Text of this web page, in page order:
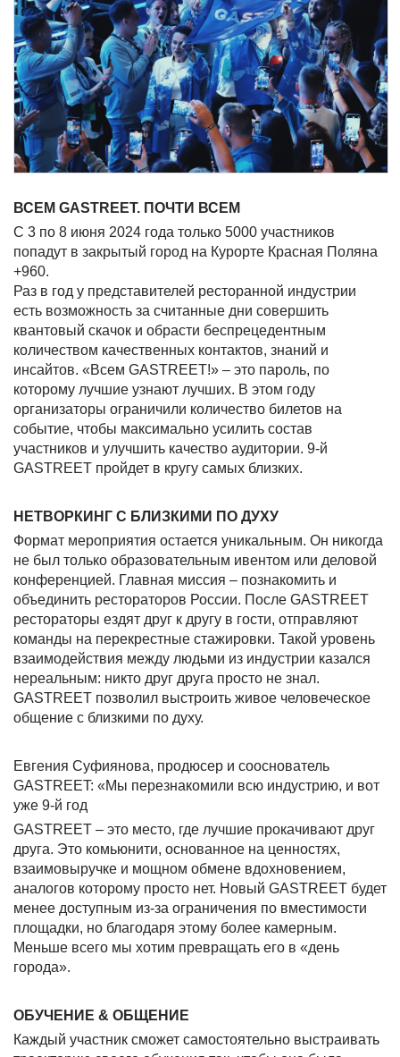
ВСЕМ GASTREET. ПОЧТИ ВСЕМ
C 3 по 8 июня 2024 года только 5000 участников
попадут в закрытый город на Курорте Красная Поляна
+960.
Раз в год у представителей ресторанной индустрии
есть возможность за считанные дни совершить
квантовый скачок и обрасти беспрецедентным
количеством качественных контактов, знаний и
инсайтов. «Всем GASTREET!» – это пароль, по
которому лучшие узнают лучших. В этом году
организаторы ограничили количество билетов на
событие, чтобы максимально усилить состав
участников и улучшить качество аудитории. 9-й
GASTREET пройдет в кругу самых близких.
НЕТВОРКИНГ С БЛИЗКИМИ ПО ДУХУ
Формат мероприятия остается уникальным. Он никогда
не был только образовательным ивентом или деловой
конференцией. Главная миссия – познакомить и
объединить рестораторов России. После GASTREET
рестораторы ездят друг к другу в гости, отправляют
команды на перекрестные стажировки. Такой уровень
взаимодействия между людьми из индустрии казался
нереальным: никто друг друга просто не знал.
GASTREET позволил выстроить живое человеческое
общение с близкими по духу.
Евгения Суфиянова, продюсер и сооснователь
GASTREET: «Мы перезнакомили всю индустрию, и вот
уже 9-й год
GASTREET – это место, где лучшие прокачивают друг
друга. Это комьюнити, основанное на ценностях,
взаимовыручке и мощном обмене вдохновением,
аналогов которому просто нет. Новый GASTREET будет
менее доступным из-за ограничения по вместимости
площадки, но благодаря этому более камерным.
Меньше всего мы хотим превращать его в «день
города».
ОБУЧЕНИЕ & ОБЩЕНИЕ
Каждый участник сможет самостоятельно выстраивать